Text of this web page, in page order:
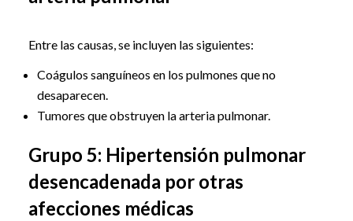
Entre las causas, se incluyen las siguientes:
Coágulos sanguíneos en los pulmones que no
desaparecen.
Tumores que obstruyen la arteria pulmonar.
Grupo 5: Hipertensión pulmonar
desencadenada por otras
afecciones médicas